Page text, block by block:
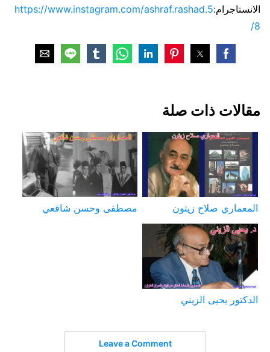
الانستاجرام:https://www.instagram.com/ashraf.rashad.5
8/
مقالات ذات صلة
المعماري صلاح زيتون مصطفى وحسن شافعي
الدكتور يحيى الزيني
Leave a Comment